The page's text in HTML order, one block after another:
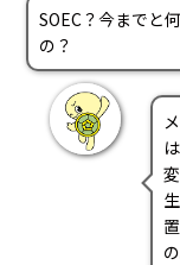
SOEC？今までと
の？